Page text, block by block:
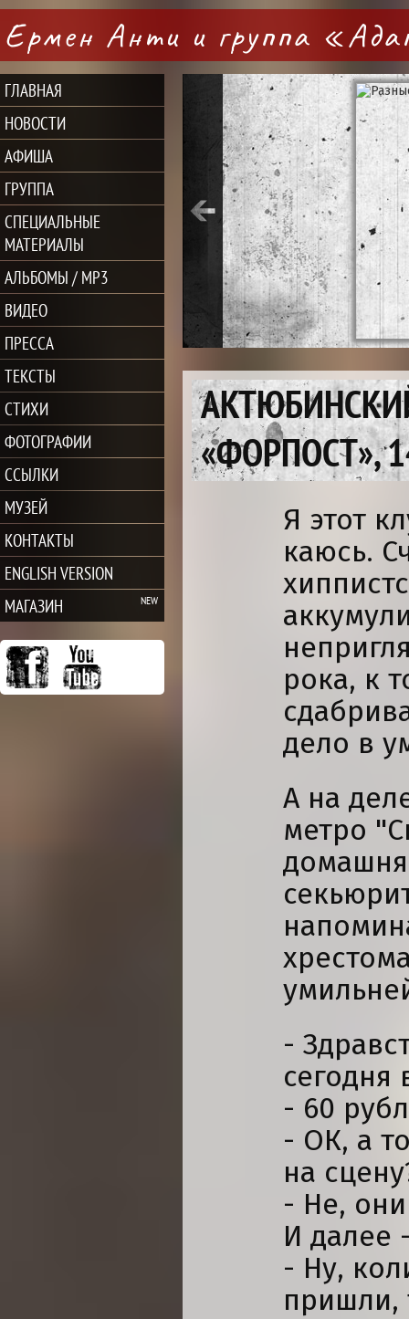
Ермен Анти и группа
ГЛАВНАЯ
НОВОСТИ
АФИША
ГРУППА
СПЕЦИАЛЬНЫЕ
МАТЕРИАЛЫ
АЛЬБОМЫ / MP3
ВИДЕО
ПРЕССА
ТЕКСТЫ
СТИХИ
ФОТОГРАФИИ
ССЫЛКИ
МУЗЕЙ
КОНТАКТЫ
ENGLISH VERSION
МАГАЗИН
«ФОРПОСТ»,
Я этот
каюсь.
рока, к
дело в
А на
метро
-
сегодня
- 60
- ОК, а
на
- Не,
И далее
- Ну,
пришли,